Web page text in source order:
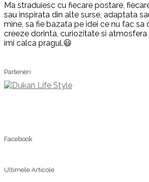
Ma straduiesc cu fiecare postare,
sau inspirata din alte surse, adaptata
mine, sa fie bazata pe idei ce nu fac sa
creeze dorinta, curiozitate si
imi calca pragul.😃
Parteneri
Facebook
Ultimele Articole